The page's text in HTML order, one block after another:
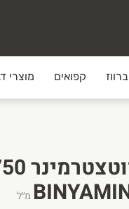
קפואים מוצרי
מ״ל